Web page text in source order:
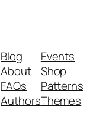
Blog
About
FAQs
Authors
Events
Shop
Patterns
Themes